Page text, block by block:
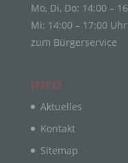
Mo, Di, Do: 14:00 –
Mi: 14:00 – 17:00 Uhr
zum Bürgerservice
INFO
Aktuelles
Kontakt
Sitemap
Profiling ist jede Art
Verarbeitung
besteht, dass diese
beziehen, zu
Gesundheit,
Zuverlässigkeit,
analysieren oder